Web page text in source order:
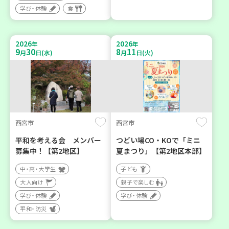
学び・体験
食
2026年
9月30日(水)
西宮市
平和を考える会 メンバー
募集中！【第2地区】
中・高・大学生
大人向け
学び・体験
平和・防災
2026年
8月11日(火)
西宮市
つどい場CO・KOで「ミニ
夏まつり」【第2地区本部】
子ども
親子で楽しむ
学び・体験